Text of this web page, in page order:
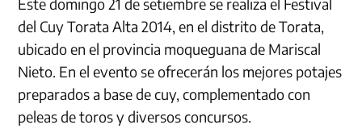
del Cuy Torata Alta 2014, en el distrito de Torata,
ubicado en el provincia moqueguana de Mariscal
Nieto. En el evento se ofrecerán los mejores potajes
preparados a base de cuy, complementado con
peleas de toros y diversos concursos.